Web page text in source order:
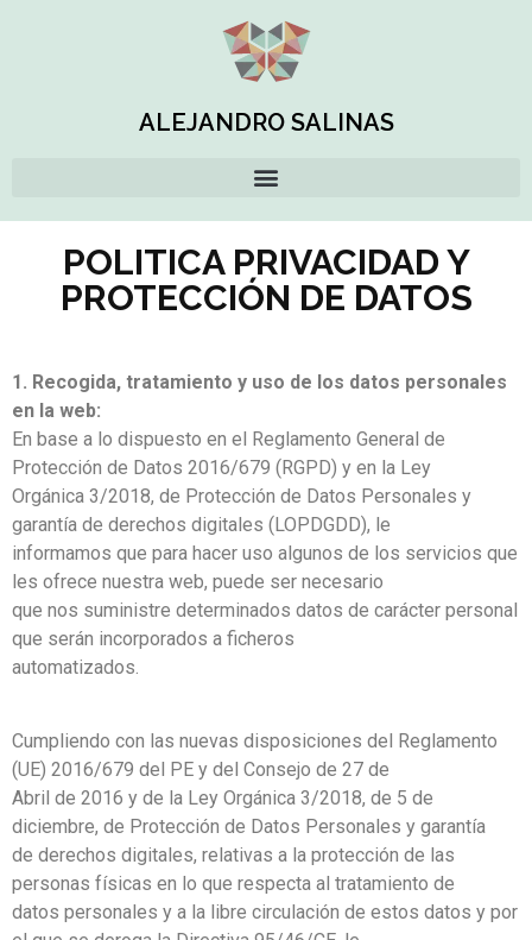
ALEJANDRO SALINAS
POLITICA PRIVACIDAD Y
PROTECCIÓN DE DATOS
1. Recogida, tratamiento y uso de los datos personales
en la web:
En base a lo dispuesto en el Reglamento General de
Protección de Datos 2016/679 (RGPD) y en la Ley
Orgánica 3/2018, de Protección de Datos Personales y
garantía de derechos digitales (LOPDGDD), le
informamos que para hacer uso algunos de los servicios que
les ofrece nuestra web, puede ser necesario
que nos suministre determinados datos de carácter personal
que serán incorporados a ficheros
automatizados.
Cumpliendo con las nuevas disposiciones del Reglamento
(UE) 2016/679 del PE y del Consejo de 27 de
Abril de 2016 y de la Ley Orgánica 3/2018, de 5 de
diciembre, de Protección de Datos Personales y garantía
de derechos digitales, relativas a la protección de las
personas físicas en lo que respecta al tratamiento de
datos personales y a la libre circulación de estos datos y por